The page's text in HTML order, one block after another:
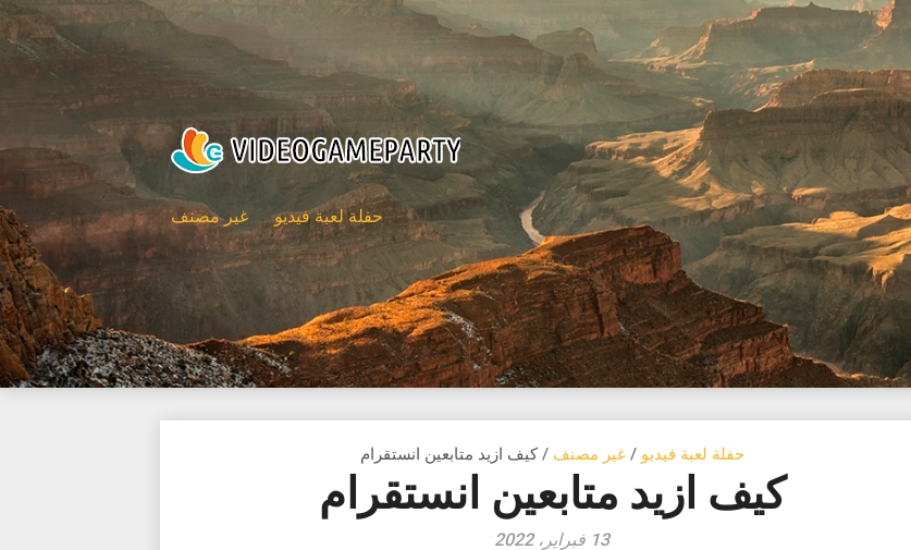
حفلة لعبة فيديو غير مصنف
حفلة لعبة فيديو /غير مصنف / كيف ازيد متابعين انستقرام
كيف ازيد متابعين انستقرام
13 فبراير، 2022